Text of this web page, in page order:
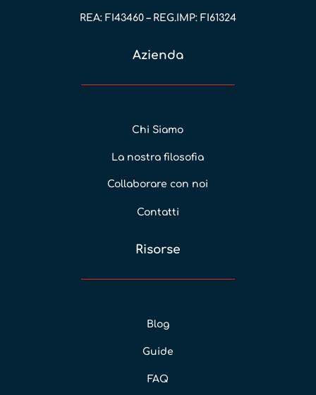
REA: FI43460 – REG.IMP: FI61324
Azienda
Chi Siamo
La nostra filosofia
Collaborare con noi
Contatti
Risorse
Blog
Guide
FAQ